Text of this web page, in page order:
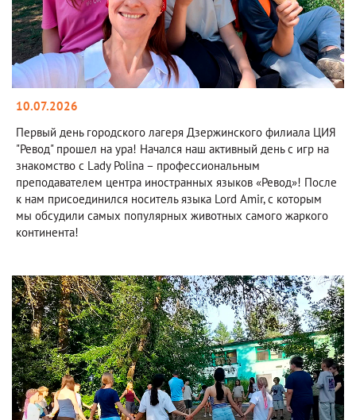
10.07.2026
Первый день городского лагеря Дзержинского филиала ЦИЯ
"Ревод" прошел на ура! Начался наш активный день с игр на
знакомство с Lady Polina – профессиональным
преподавателем центра иностранных языков «Ревод»! После
к нам присоединился носитель языка Lord Amir, с которым
мы обсудили самых популярных животных самого жаркого
континента!